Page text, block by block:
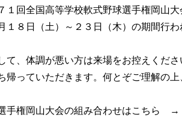
回全国高等学校軟式野球選手権岡山
１８日（土）～２３日（木）の期間行わ
、体調が悪い方は来場をお控えくだ
帰っていただきます。何とぞご理解の上
手権岡山大会の組み合わせはこちら